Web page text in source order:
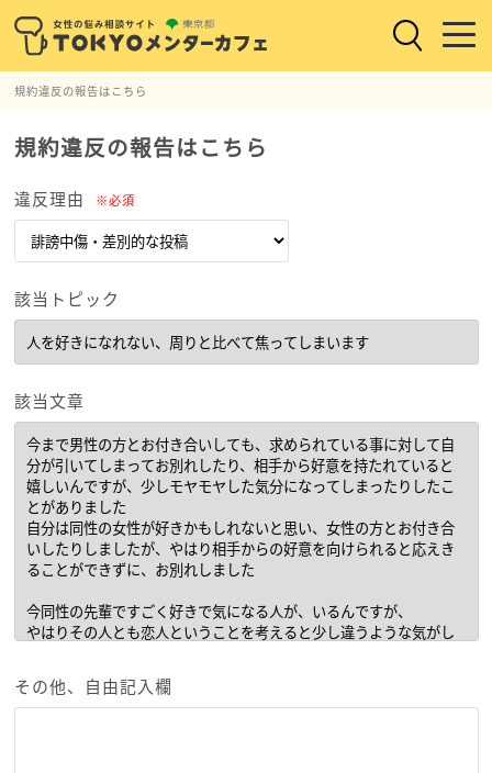
規約違反の報告はこちら
規約違反の報告はこちら
違反理由 ※必須
該当トピック
該当文章
その他、自由記入欄